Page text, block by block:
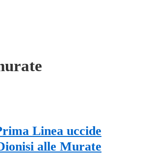
Linea uccide
alle Murate